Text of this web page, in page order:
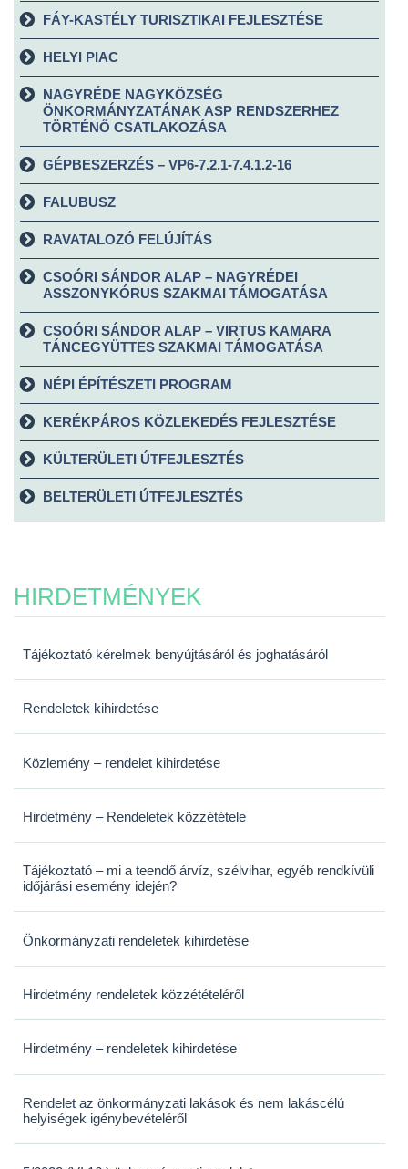
FÁY-KASTÉLY TURISZTIKAI FEJLESZTÉSE
HELYI PIAC
NAGYRÉDE NAGYKÖZSÉG
ÖNKORMÁNYZATÁNAK ASP RENDSZERHEZ
TÖRTÉNŐ CSATLAKOZÁSA
GÉPBESZERZÉS – VP6-7.2.1-7.4.1.2-16
FALUBUSZ
RAVATALOZÓ FELÚJÍTÁS
CSOÓRI SÁNDOR ALAP – NAGYRÉDEI
ASSZONYKÓRUS SZAKMAI TÁMOGATÁSA
CSOÓRI SÁNDOR ALAP – VIRTUS KAMARA
TÁNCEGYÜTTES SZAKMAI TÁMOGATÁSA
NÉPI ÉPÍTÉSZETI PROGRAM
KERÉKPÁROS KÖZLEKEDÉS FEJLESZTÉSE
KÜLTERÜLETI ÚTFEJLESZTÉS
BELTERÜLETI ÚTFEJLESZTÉS
HIRDETMÉNYEK
Tájékoztató kérelmek benyújtásáról és joghatásáról
Rendeletek kihirdetése
Közlemény – rendelet kihirdetése
Hirdetmény – Rendeletek közzététele
Tájékoztató – mi a teendő árvíz, szélvihar, egyéb rendkívüli
időjárási esemény idején?
Önkormányzati rendeletek kihirdetése
Hirdetmény rendeletek közzétételéről
Hirdetmény – rendeletek kihirdetése
Rendelet az önkormányzati lakások és nem lakáscélú
helyiségek igénybevételéről